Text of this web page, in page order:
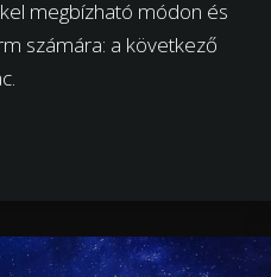
megbízható módon és
számára: a következő